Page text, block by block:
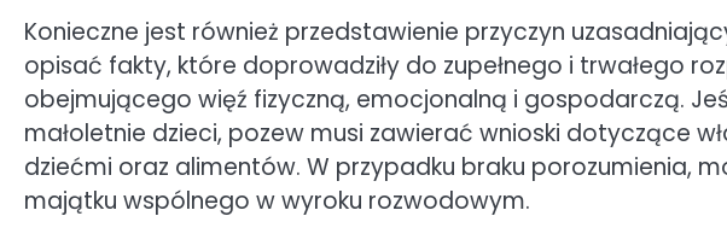
Konieczne jest również przedstawienie przyczyn
opisać fakty, które doprowadziły do zupełnego i trwałego
obejmującego więź fizyczną, emocjonalną i gospodarczą.
małoletnie dzieci, pozew musi zawierać wnioski dotyczące
dziećmi oraz alimentów. W przypadku braku porozumienia,
majątku wspólnego w wyroku rozwodowym.